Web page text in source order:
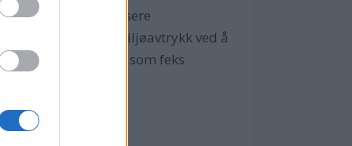
bidrag til å redusere
ta grep om sitt miljøavtrykk ved å
miljøutslipp, som feks